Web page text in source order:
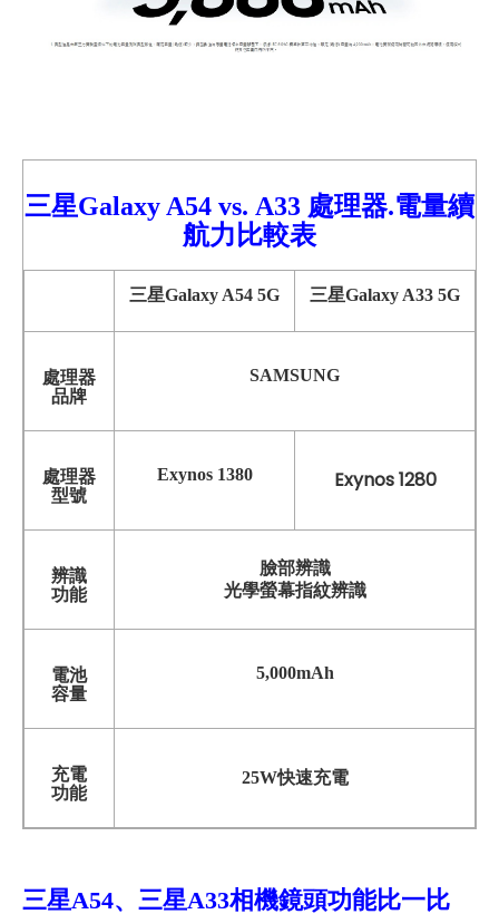
三星Galaxy A54 vs. A33 處理器.電量續
航力比較表
三星Galaxy A54 5G 三星Galaxy A33 5G
處理器
品牌
SAMSUNG
處理器
型號
Exynos 1380 Exynos 1280
辨識
功能
臉部辨識
光學螢幕指紋辨識
電池
容量
5,000mAh
充電
功能
25W快速充電
三星A54、三星A33相機鏡頭功能比一比